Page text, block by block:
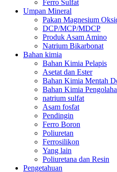
Ferro Sulfat
Umpan Mineral
Pakan Magnesium
DCP/MCP/MDCP
Produk Asam Amino
Natrium Bikarbonat
Bahan kimia
Bahan Kimia Pelapis
Asetat dan Ester
Bahan Kimia Mentah
Bahan Kimia
natrium sulfat
Asam fosfat
Pendingin
Ferro Boron
Poliuretan
Ferrosilikon
Yang lain
Poliuretana dan Resin
Pengetahuan